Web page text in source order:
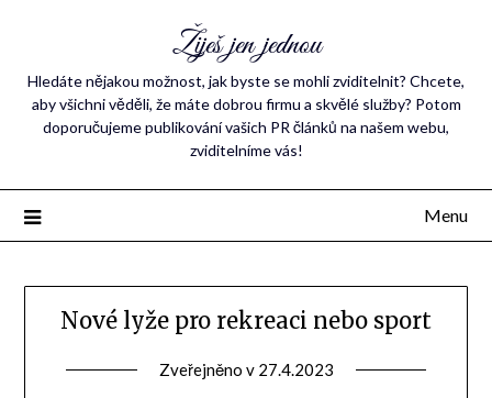
Žiješ jen jednou
Hledáte nějakou možnost, jak byste se mohli zviditelnit? Chcete,
aby všichni věděli, že máte dobrou firmu a skvělé služby? Potom
doporučujeme publikování vašich PR článků na našem webu,
zviditelníme vás!
Menu
Nové lyže pro rekreaci nebo sport
Zveřejněno v 27.4.2023